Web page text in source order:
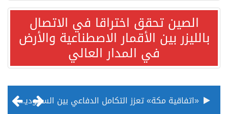
الصين تحقق اختراقا في الاتصال
بالليزر بين الأقمار الاصطناعية والأرض
في المدار العالي
«اتفاقية مكة» تعزز التكامل الدفاعي بين السعودية وتركيا وباكستان